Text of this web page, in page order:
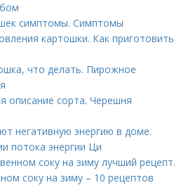
симптомы. Симптомы
картошки. Как приготовить
что делать. Пирожное
описание сорта. Черешня
негативную энергию в доме.
потока энергии Ци
соку на зиму лучший рецепт.
соку на зиму – 10 рецептов